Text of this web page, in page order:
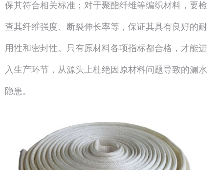
保其符合相关标准；对于聚酯纤维等编织材料，要检
查其纤维强度、断裂伸长率等，保证其具有良好的耐
用性和密封性。只有原材料各项指标都合格，才能进
入生产环节，从源头上杜绝因原材料问题导致的漏水
隐患。